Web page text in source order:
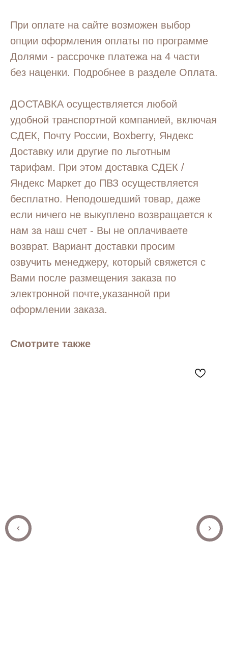
При оплате на сайте возможен выбор
опции оформления оплаты по программе
Долями - рассрочке платежа на 4 части
без наценки. Подробнее в разделе Оплата.
ДОСТАВКА осуществляется любой
удобной транспортной компанией, включая
СДЕК, Почту России, Boxberry, Яндекс
Доставку или другие по льготным
тарифам. При этом доставка СДЕК /
Яндекс Маркет до ПВЗ осуществляется
бесплатно. Неподошедший товар, даже
если ничего не выкуплено возвращается к
нам за наш счет - Вы не оплачиваете
возврат. Вариант доставки просим
озвучить менеджеру, который свяжется с
Вами после размещения заказа по
электронной почте,указанной при
оформлении заказа.
Смотрите также